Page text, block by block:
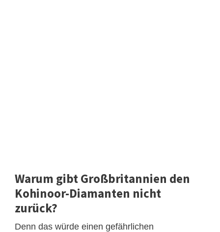
Warum gibt Großbritannien den
Kohinoor-Diamanten nicht
zurück?
Denn das würde einen gefährlichen